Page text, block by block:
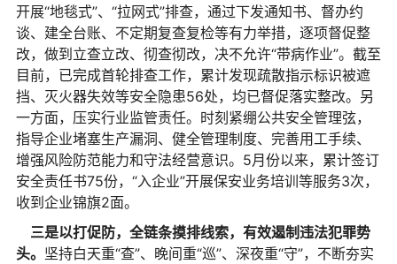
开展“地毯式”、“拉网式”排查，通过下发通知书、督办约
谈、建全台账、不定期复查复检等有力举措，逐项督促整
改，做到立查立改、彻查彻改，决不允许“带病作业”。截至
目前，已完成首轮排查工作，累计发现疏散指示标识被遮
挡、灭火器失效等安全隐患56处，均已督促落实整改。另
一方面，压实行业监管责任。时刻紧绷公共安全管理弦，
指导企业堵塞生产漏洞、健全管理制度、完善用工手续、
增强风险防范能力和守法经营意识。5月份以来，累计签订
安全责任书75份，“入企业”开展保安业务培训等服务3次，
收到企业锦旗2面。
三是以打促防，全链条摸排线索，有效遏制违法犯罪势
头。 坚持白天重“查”、晚间重“巡”、深夜重“守”，不断夯实